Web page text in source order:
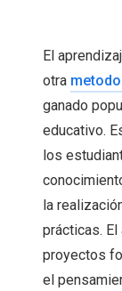
El
otra
ganado
educativo.
los
la
prácticas.
proyectos
el